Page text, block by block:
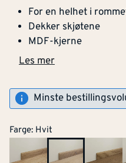
For en helhet i
Dekker skjøtene
MDF-kjerne
Les mer
Minste
Farge: Hvit